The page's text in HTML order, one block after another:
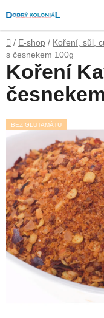
na
obsah
Domů
/ E-shop / Koření, sůl,
s česnekem 100g
Koření
BEZ GLUTAMÁTU